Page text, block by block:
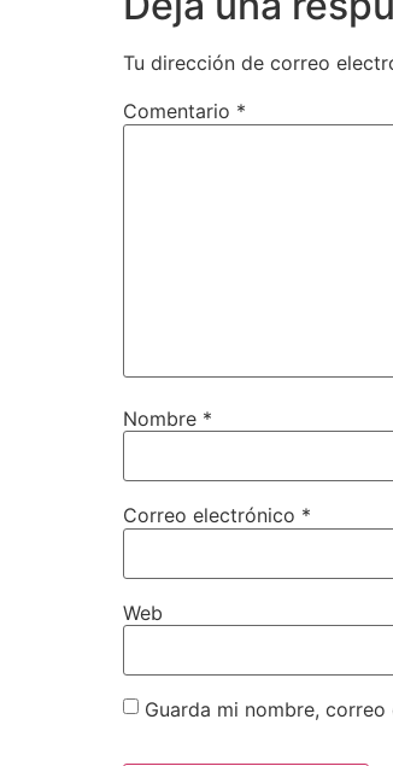
Tu dirección de correo
Comentario *
Nombre *
Correo electrónico *
Web
Guarda mi nombre,